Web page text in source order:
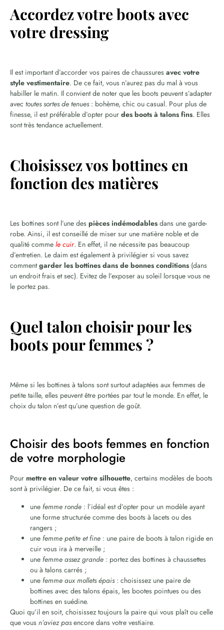
Accordez votre boots avec
votre dressing
Il est important d’accorder vos paires de chaussures avec votre
style vestimentaire. De ce fait, vous n’aurez pas du mal à vous
habiller le matin. Il convient de noter que les boots peuvent s’adapter
avec toutes sortes de tenues: bohème, chic ou casual. Pour plus de
finesse, il est préférable d’opter pour des boots à talons fins. Elles
sont très tendance actuellement.
Choisissez vos bottines en
fonction des matières
Les bottines sont l’une des pièces indémodables dans une garde-
robe. Ainsi, il est conseillé de miser sur une matière noble et de
qualité comme le cuir. En effet, il ne nécessite pas beaucoup
d’entretien. Le daim est également à privilégier si vous savez
commentgarder les bottines dans de bonnes conditions (dans
un endroit frais et sec). Evitez de l’exposer au soleil lorsque vous ne
le portez pas.
Quel talon choisir pour les
boots pour femmes ?
Même si les bottines à talons sont surtout adaptées aux femmes de
petite taille, elles peuvent être portées par tout le monde. En effet, le
choix du talon n’est qu’une question de goût.
Choisir des boots femmes en fonction
de votre morphologie
Pour mettre en valeur votre silhouette, certains modèles de boots
sont à privilégier. De ce fait, si vous êtes :
une femme ronde : l’idéal est d’opter pour un modèle ayant
une forme structurée comme des boots à lacets ou des
rangers ;
une femme petite et fine : une paire de boots à talon rigide en
cuir vous ira à merveille ;
une femme assez grande : portez des bottines à chaussettes
ou à talons carrés ;
une femme aux mollets épais: choisissez une paire de
bottines avec des talons épais, les bootes pointues ou des
bottines en suédine.
Quoi qu’il en soit, choisissez toujours la paire qui vous plaît ou celle
que vous n’aviez pasencore dans votre vestiaire.